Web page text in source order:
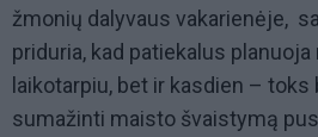
žmonių dalyvaus vakarienėje,
priduria, kad patiekalus
laikotarpiu, bet ir kasdien – toks
sumažinti maisto švaistymą